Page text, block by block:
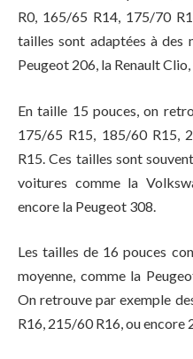
R0, 165/65 R14, 175/70
tailles sont adaptées à des
Peugeot 206, la Renault
En taille 15 pouces, on
175/65 R15, 185/60 R15,
R15. Ces tailles sont
voitures comme la
encore la Peugeot 308.
Les tailles de 16 pouces
moyenne, comme la
On retrouve par exemple
R16, 215/60 R16, ou encore